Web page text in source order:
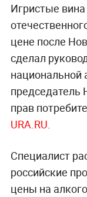
Игристые
цене после
сделал
национальной
председатель
прав
URA.RU
Специалист
российские
цены на